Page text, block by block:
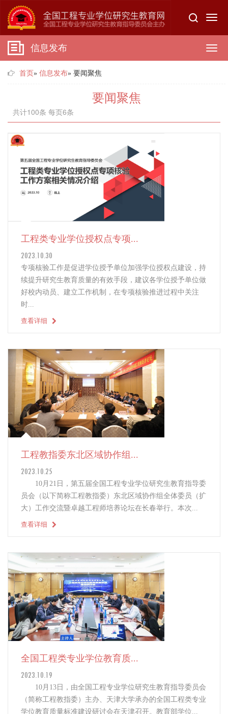
信息发布
首页» 信息发布» 要闻聚焦
要闻聚焦
共计100条 每页6条
工程类专业学位授权点专项...
2023.10.30
专项核验工作是促进学位授予单位加强学位授权点建设，持
续提升研究生教育质量的有效手段，建议各学位授予单位做
好校内动员、建立工作机制，在专项核验推进过程中关注
时...
查看详细
工程教指委东北区域协作组...
2023.10.25
10月21日，第五届全国工程专业学位研究生教育指导委
员会（以下简称工程教指委）东北区域协作组全体委员（扩
大）工作交流暨卓越工程师培养论坛在长春举行。本次...
查看详细
全国工程类专业学位教育质...
2023.10.19
10月13日，由全国工程专业学位研究生教育指导委员会
（简称工程教指委）主办、天津大学承办的全国工程类专业
学位教育质量标准建设研讨会在天津召开。教育部学位...